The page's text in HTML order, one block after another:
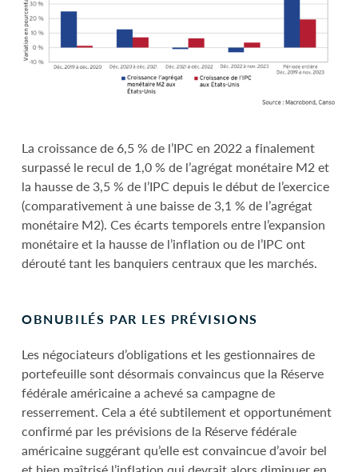
La croissance de 6,5 % de l’IPC en 2022 a finalement
surpassé le recul de 1,0 % de l’agrégat monétaire M2 et
la hausse de 3,5 % de l’IPC depuis le début de l’exercice
(comparativement à une baisse de 3,1 % de l’agrégat
monétaire M2). Ces écarts temporels entre l’expansion
monétaire et la hausse de l’inflation ou de l’IPC ont
dérouté tant les banquiers centraux que les marchés.
OBNUBILÉS PAR LES PRÉVISIONS
Les négociateurs d’obligations et les gestionnaires de
portefeuille sont désormais convaincus que la Réserve
fédérale américaine a achevé sa campagne de
resserrement. Cela a été subtilement et opportunément
confirmé par les prévisions de la Réserve fédérale
américaine suggérant qu’elle est convaincue d’avoir bel